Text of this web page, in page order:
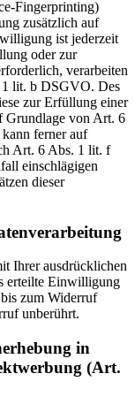
Fingerprinting)
zusätzlich auf
ist jederzeit
oder zur
verarbeiten
lit. b DSGVO. Des
zur Erfüllung einer
Grundlage von Art. 6
ferner auf
Art. 6 Abs. 1 lit. f
einschlägigen
dieser
Ihrer ausdrücklichen
erteilte Einwilligung
zum Widerruf
unberührt.
in
(Art.